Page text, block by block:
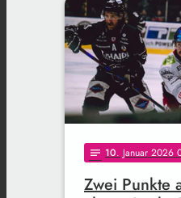
notes 10. Januar 2026
Zwei Punkte